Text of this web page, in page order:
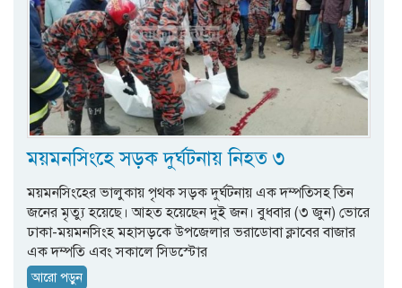
ময়মনসিংহে সড়ক দুর্ঘটনায় নিহত ৩
ময়মনসিংহের ভালুকায় পৃথক সড়ক দুর্ঘটনায় এক দম্পতিসহ তিন
জনের মৃত্যু হয়েছে। আহত হয়েছেন দুই জন। বুধবার (৩ জুন) ভোরে
ঢাকা-ময়মনসিংহ মহাসড়কে উপজেলার ভরাডোবা ক্লাবের বাজার
এক দম্পতি এবং সকালে সিডস্টোর
আরো পড়ুন